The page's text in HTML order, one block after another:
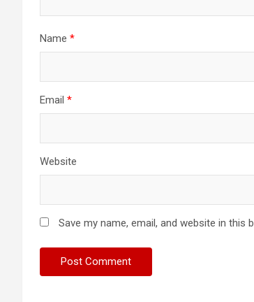
Name *
Email *
Website
Save my name, email, and website in